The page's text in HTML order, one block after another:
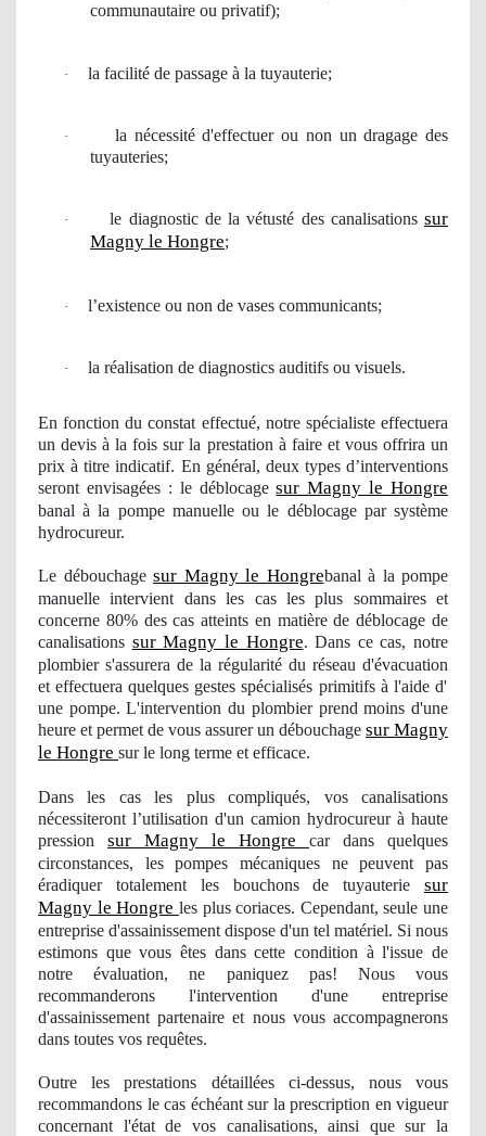
communautaire ou privatif);
· la facilité de passage à la tuyauterie;
· la nécessitéd'effectuer ou non un dragage des
tuyauteries;
· le diagnostic de la vétusté des canalisations sur
Magny le Hongre;
· l’existence ou non de vases communicants;
· la réalisation de diagnostics auditifs ou visuels.
En fonction du constat effectué, notre spécialiste effectuera
un devis à la fois sur la prestation à faire et vous offrira un
prix à titreindicatif. En général, deux types d’interventions
seront envisagées : le déblocagesur Magny le Hongre
banal à la pompe manuelle ou le déblocage par système
hydrocureur.
Le débouchage sur Magny le Hongrebanal à la pompe
manuelle intervient dans les cas les plus sommaires et
concerne 80% des cas atteints en matière de déblocage de
canalisations sur Magny le Hongre. Dans ce cas, notre
plombiers'assurera de la régularité du réseau d'évacuation
et effectuera quelques gestes spécialisés primitifs à l'aide d'
une pompe. L'intervention du plombierprend moins d'une
heure et permet de vous assurerun débouchage sur Magny
le Hongre sur le long terme et efficace.
Dans les cas les plus compliqués, voscanalisations
nécessiteront l’utilisation d'un camion hydrocureur à haute
pression sur Magny le Hongre car dans quelques
circonstances, les pompes mécaniques ne peuvent pas
éradiquer totalement les bouchons de tuyauterie sur
Magny le Hongre les plus coriaces. Cependant, seule une
entreprise d'assainissement dispose d'un tel matériel. Si nous
estimons que vous êtes dans cette condition à l'issue de
notre évaluation, ne paniquez pas! Nous vous
recommanderons l'intervention d'une entreprise
d'assainissement partenaire et nous vous accompagnerons
dans toutes vos requêtes.
Outre les prestations détaillées ci-dessus, nous vous
recommandons le cas échéant sur la prescription en vigueur
concernant l'état de vos canalisations, ainsi que sur la